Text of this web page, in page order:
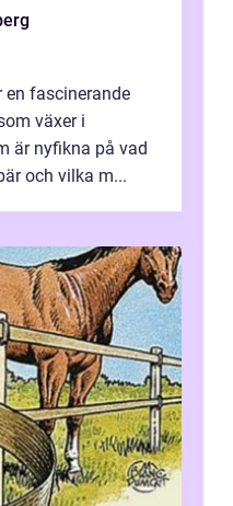
en fascinerande
växer i
är nyfikna på vad
och vilka m...